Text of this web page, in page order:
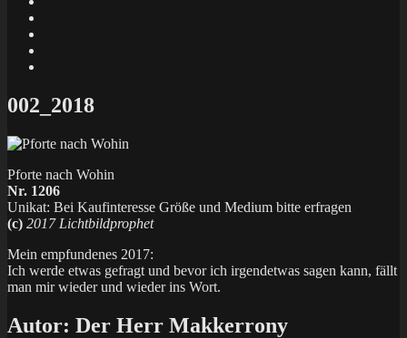
X
002_2018
Pforte nach Wohin
Nr. 1206
Unikat: Bei Kaufinteresse Größe und Medium bitte erfragen
(c) 2017 Lichtbildprophet
Mein empfundenes 2017:
Ich werde etwas gefragt und bevor ich irgendetwas sagen kann, fällt
man mir wieder und wieder ins Wort.
Autor: Der Herr Makkerrony